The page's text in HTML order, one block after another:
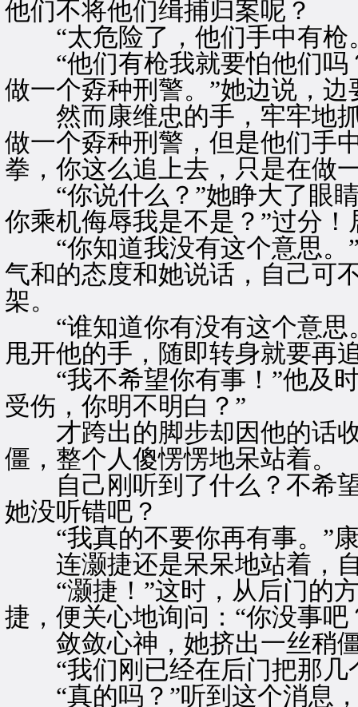
他们不将他们缉捕归案呢？
“太危险了，他们手中有枪
“他们有枪我就要怕他们吗
做一个孬种刑警。”她边说，
然而康维忠的手，牢牢地抓
做一个孬种刑警，但是他们手
拳，你这么追上去，只是在做
“你说什么？”她睁大了眼睛
你乘机侮辱我是不是？”过分
“你知道我没有这个意思。”
气和的态度和她说话，自己可
架。
“谁知道你有没有这个意思
甩开他的手，随即转身就要再
“我不希望你有事！”他及时
受伤，你明不明白？”
才跨出的脚步却因他的话收
僵，整个人傻愣愣地呆站着。
自己刚听到了什么？不希望
她没听错吧？
“我真的不要你再有事。”康
连灏捷还是呆呆地站着，
“灏捷！”这时，从后门的方
捷，便关心地询问：“你没事吧
敛敛心神，她挤出一丝稍僵
“我们刚已经在后门把那几
“真的吗？”听到这个消息，